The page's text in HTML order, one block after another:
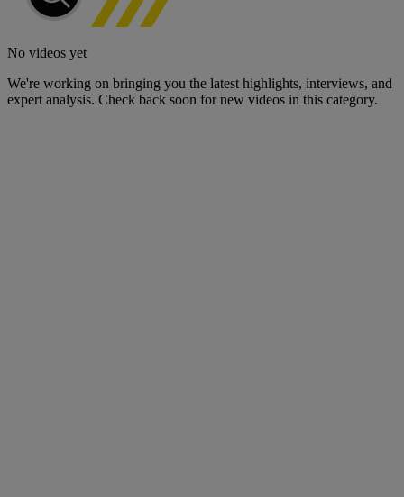
No videos yet
We're working on bringing you the latest highlights, interviews, and
expert analysis. Check back soon for new videos in this category.